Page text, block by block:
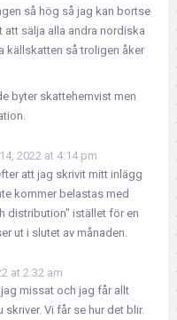
så hög så jag kan bortse
att sälja alla andra nordiska
källskatten så troligen åker
byter skattehemvist men
2022 at 4:14 pm
att jag skrivit mitt inlägg
kommer belastas med
distribution" istället för en
ut i slutet av månaden.
at 2:32 am
missat och jag får allt
Vi får se hur det blir.